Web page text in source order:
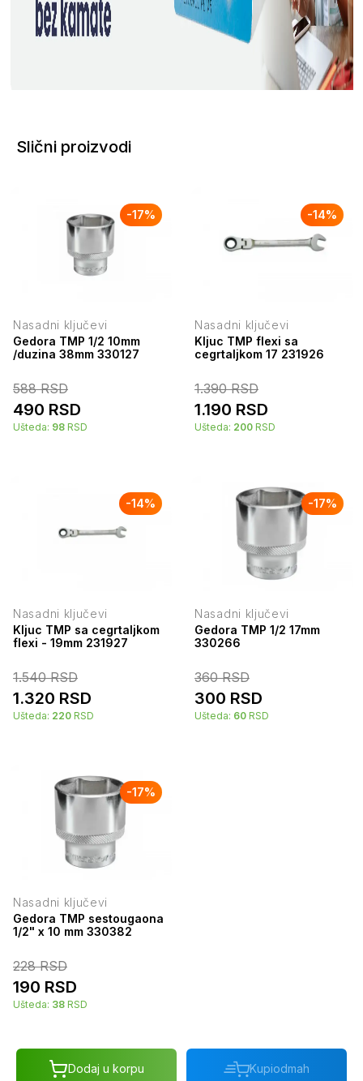
Slični proizvodi
-17%
Nasadni ključevi
Gedora TMP 1/2 10mm
/duzina 38mm 330127
588 RSD
490 RSD
Ušteda: 98 RSD
-14%
Nasadni ključevi
Kljuc TMP flexi sa
cegrtaljkom 17 231926
1.390RSD
1.190 RSD
Ušteda: 200 RSD
-14%
Nasadni ključevi
Kljuc TMP sa cegrtaljkom
flexi - 19mm 231927
1.540RSD
1.320 RSD
Ušteda: 220 RSD
-17%
Nasadni ključevi
Gedora TMP 1/2 17mm
330266
360 RSD
300 RSD
Ušteda: 60 RSD
-17%
Nasadni ključevi
Gedora TMP sestougaona
1/2" x 10 mm 330382
228 RSD
190 RSD
Ušteda: 38 RSD
Dodaj u korpu Kupiodmah